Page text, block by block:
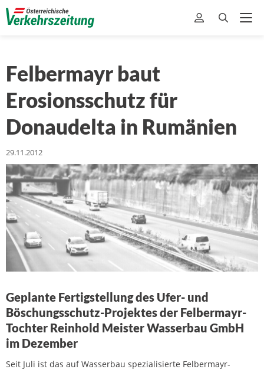
Felbermayr baut
Erosionsschutz für
Donaudelta in Rumänien
29.11.2012
Geplante Fertigstellung des Ufer- und
Böschungsschutz-Projektes der Felbermayr-
Tochter Reinhold Meister Wasserbau GmbH
im Dezember
Seit Juli ist das auf Wasserbau spezialisierte Felbermayr-